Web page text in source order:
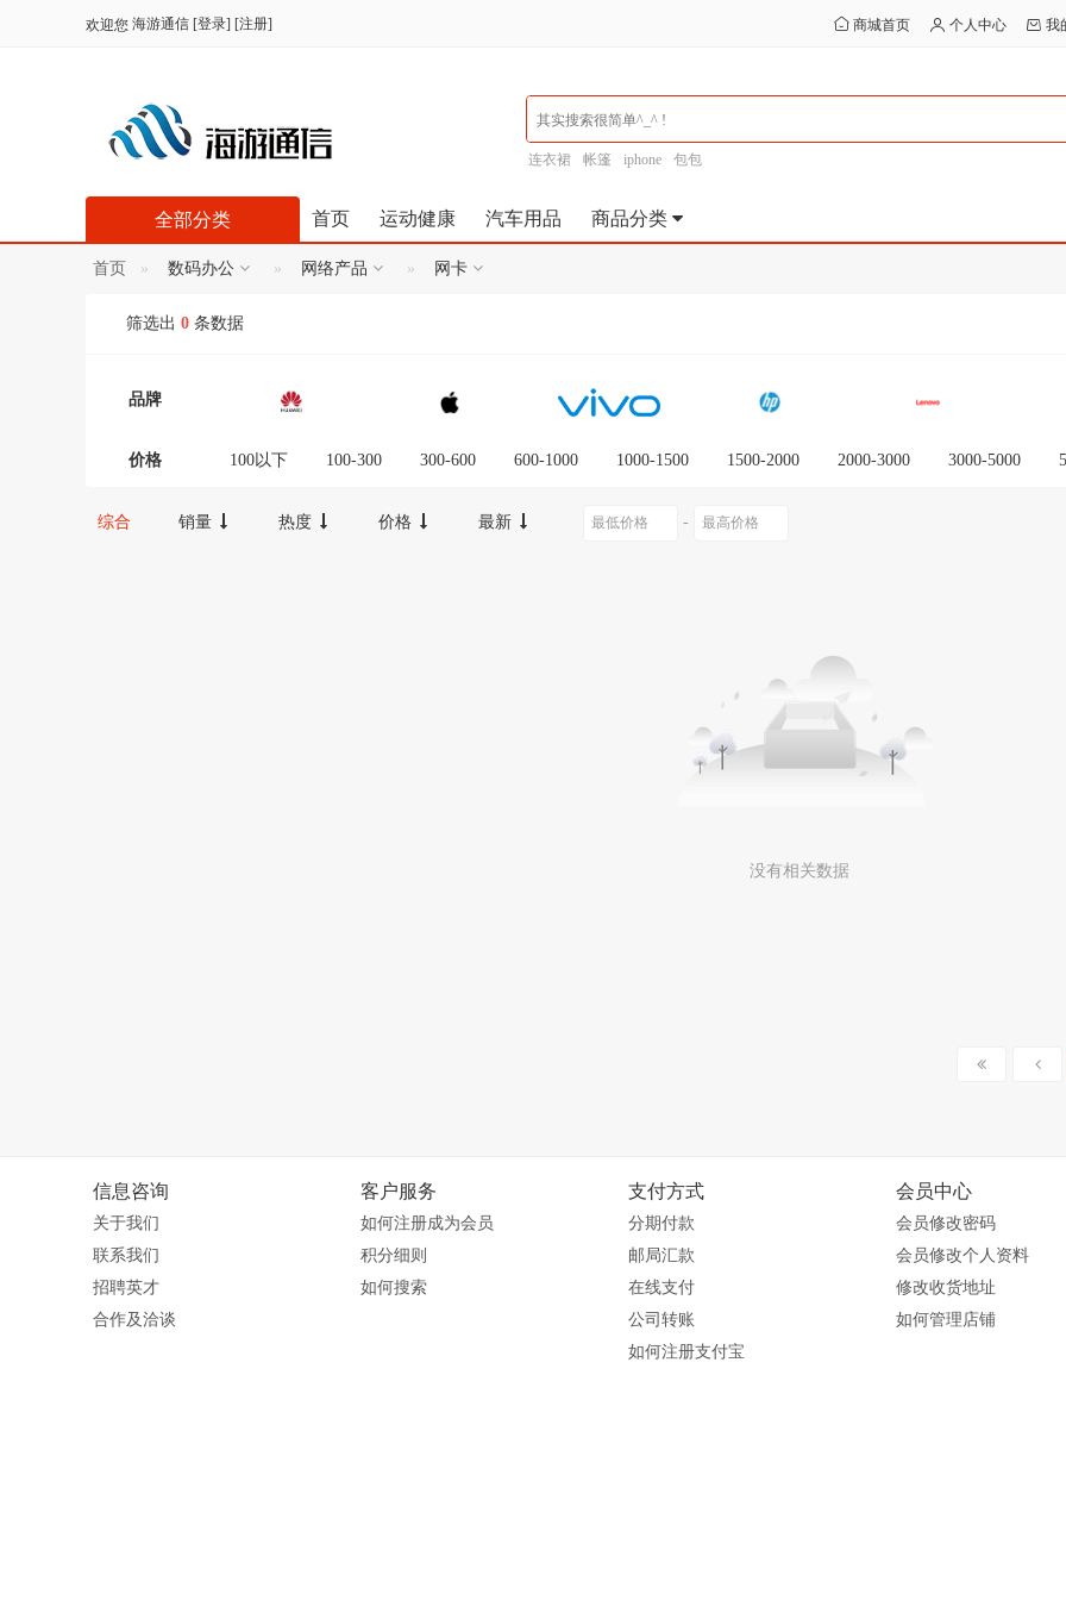
欢迎您 海游通信 [登录] [注册] 商城首页 个人中心 我
连衣裙 帐篷 iphone 包包
首页 运动健康 汽车用品 商品分类
全部分类
首页 数码办公 网络产品 网卡
筛选出 0 条数据
品牌
价格 100以下 100-300 300-600 600-1000 1000-1500 1500-2000 2000-3000 3000-5000
综合 销量 热度 价格 最新 -
没有相关数据
信息咨询
关于我们
联系我们
招聘英才
合作及洽谈
客户服务
如何注册成为会员
积分细则
如何搜索
支付方式
分期付款
邮局汇款
在线支付
公司转账
如何注册支付宝
会员中心
会员修改密码
会员修改个人资料
修改收货地址
如何管理店铺